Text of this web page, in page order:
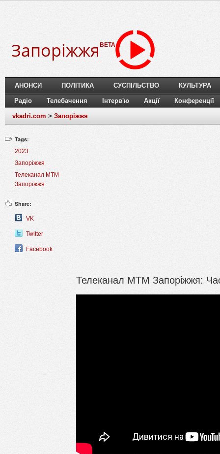
Запоріжжя BETA
АНОНСИ ПОЛІТИКА СУСПІЛЬСТВО КУЛЬТУРА
Радіо Телебачення Інтерв'ю Акції Конференції
vkadri.com > Запоріжжя
Tags:
2023
Запоріжжя
Телеканал МТМ
Запоріжжя
Share:
VK
Twitter
Facebook
Телеканал МТМ Запоріжжя: